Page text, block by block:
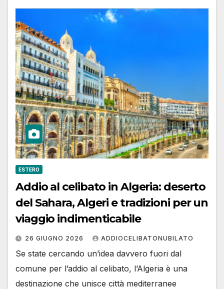
ESTERO
Addio al celibato in Algeria: deserto
del Sahara, Algeri e tradizioni per un
viaggio indimenticabile
26 GIUGNO 2026 ADDIOCELIBATONUBILATO
Se state cercando un’idea davvero fuori dal
comune per l’addio al celibato, l’Algeria è una
destinazione che unisce città mediterranee